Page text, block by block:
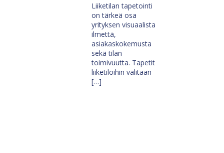
Liiketilan tapetointi
on tärkeä osa
yrityksen visuaalista
ilmettä,
asiakaskokemusta
sekä tilan
toimivuutta. Tapetit
liiketiloihin valitaan
[…]